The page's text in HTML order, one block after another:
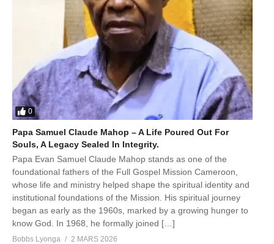
0
Papa Samuel Claude Mahop – A Life Poured Out For
Souls, A Legacy Sealed In Integrity.
Papa Evan Samuel Claude Mahop stands as one of the
foundational fathers of the Full Gospel Mission Cameroon,
whose life and ministry helped shape the spiritual identity and
institutional foundations of the Mission. His spiritual journey
began as early as the 1960s, marked by a growing hunger to
know God. In 1968, he formally joined […]
Bobbs Lyonga
2 MARS 2026